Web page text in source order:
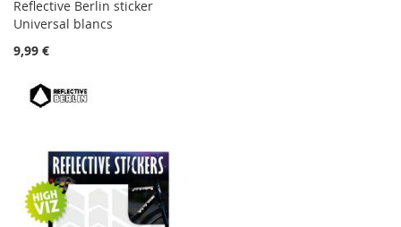
Reflective Berlin sticker
Universal blancs
9,99 €